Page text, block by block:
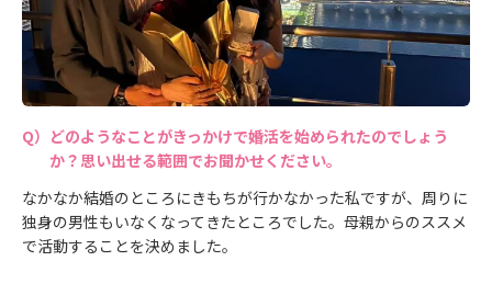
どのようなことがきっかけで婚活を始められたのでしょう
か？思い出せる範囲でお聞かせください。
なかなか結婚のところにきもちが行かなかった私ですが、周りに
独身の男性もいなくなってきたところでした。母親からのススメ
で活動することを決めました。